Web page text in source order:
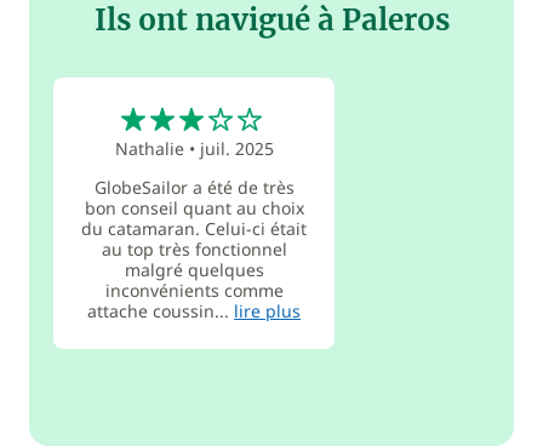
Ils ont navigué à Paleros
Nathalie• juil. 2025
GlobeSailor a été de très
bon conseil quant au choix
du catamaran. Celui-ci était
au top très fonctionnel
malgré quelques
inconvénients comme
attache coussin... lire plus